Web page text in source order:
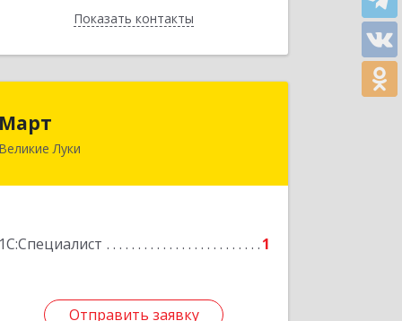
Показать контакты
Назад
Март
Великие Луки
1С:Специалист 1
Отправить заявку
182113, Псковская обл, Великие Луки
Отправить заявку